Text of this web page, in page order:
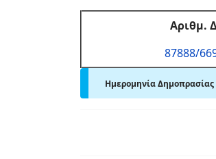
Αριθμ.
87888/
Ημερομηνία